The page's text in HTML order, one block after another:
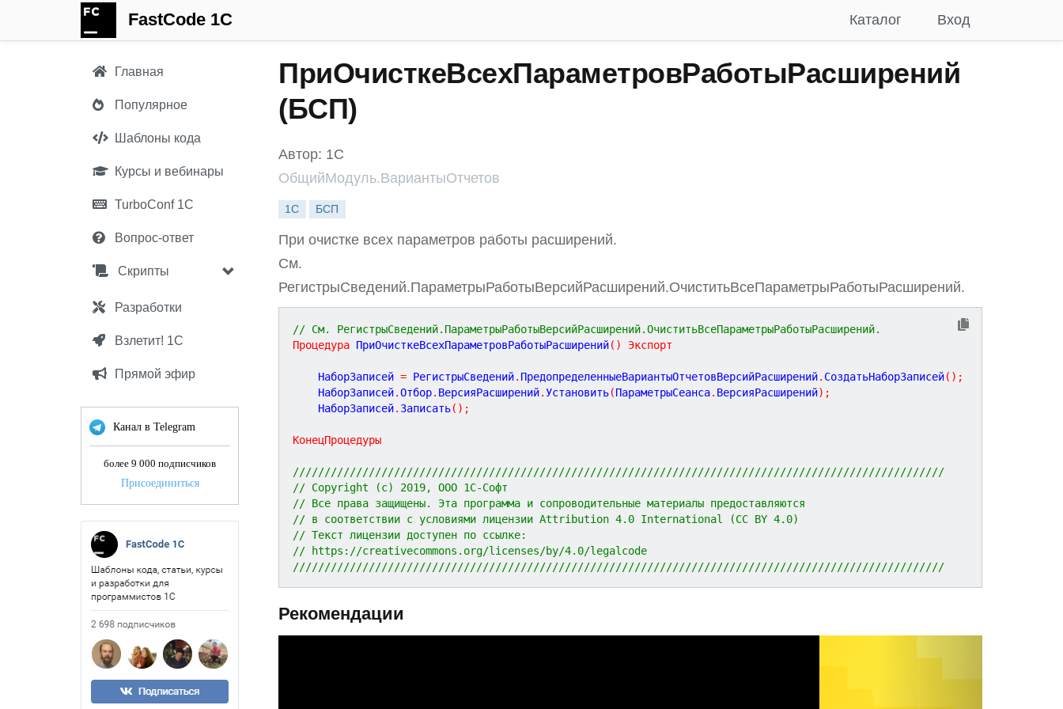
FastCode 1C Вход
Каталог
Главная
Популярное
Шаблоны кода
Курсы и вебинары
TurboConf 1С
Вопрос-ответ
Скрипты
Разработки
Взлетит! 1С
Прямой эфир
Канал в Telegram
более 9 000 подписчиков
Присоединиться
ПриОчисткеВсехПараметровРаботыРасширений
(БСП)
Автор: 1С
ОбщийМодуль.ВариантыОтчетов
1С БСП
При очистке всех параметров работы расширений.
См.
РегистрыСведений.ПараметрыРаботыВерсийРасширений.ОчиститьВсеПараметрыРаботыРасширений.
// См. РегистрыСведений.ПараметрыРаботыВерсийРасширений.ОчиститьВсеПараметрыРаботыРасширений.
Процедура ПриОчисткеВсехПараметровРаботыРасширений( ) Экспорт
	НаборЗаписей
= РегистрыСведений. ПредопределенныеВариантыОтчетовВерсийРасширений. СоздатьНаборЗаписей( ) ;
	НаборЗаписей
.Отбор. ВерсияРасширений.Установить(ПараметрыСеанса. ВерсияРасширений) ;
	НаборЗаписей
. Записать( ) ;
КонецПроцедуры
///////////////////////////////////////////////////////////////////////////////////////////////////////
// Copyright (c) 2019, ООО 1С-Софт
// Все права защищены. Эта программа и сопроводительные материалы предоставляются
// в соответствии с условиями лицензии Attribution 4.0 International (CC BY 4.0)
// Текст лицензии доступен по ссылке:
// https://creativecommons.org/licenses/by/4.0/legalcode
///////////////////////////////////////////////////////////////////////////////////////////////////////
Рекомендации